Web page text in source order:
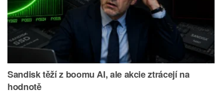
Sandisk těží z boomu AI, ale akcie ztrácejí na
hodnotě